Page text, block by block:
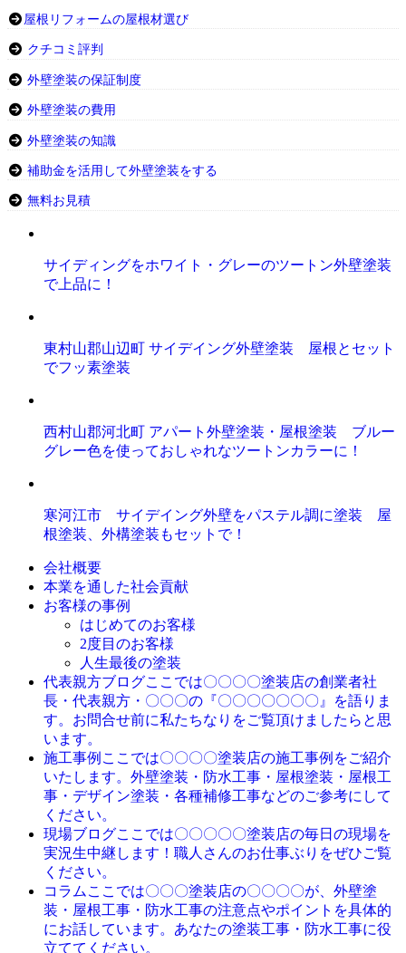
屋根リフォームの屋根材選び
クチコミ評判
外壁塗装の保証制度
外壁塗装の費用
外壁塗装の知識
補助金を活用して外壁塗装をする
無料お見積
サイディングをホワイト・グレーのツートン外壁塗装
で上品に！
東村山郡山辺町 サイデイング外壁塗装 屋根とセット
でフッ素塗装
西村山郡河北町 アパート外壁塗装・屋根塗装 ブルー
グレー色を使っておしゃれなツートンカラーに！
寒河江市 サイデイング外壁をパステル調に塗装 屋
根塗装、外構塗装もセットで！
会社概要
本業を通した社会貢献
お客様の事例
はじめてのお客様
2度目のお客様
人生最後の塗装
代表親方ブログここでは〇〇〇〇塗装店の創業者社
長・代表親方・〇〇〇の『〇〇〇〇〇〇〇』を語りま
す。お問合せ前に私たちなりをご覧頂けましたらと思
います。
施工事例 ここでは〇〇〇〇塗装店の施工事例をご紹介
いたします。外壁塗装・防水工事・屋根塗装・屋根工
事・デザイン塗装・各種補修工事などのご参考にして
ください。
現場ブログここでは〇〇〇〇〇塗装店の毎日の現場を
実況生中継します！職人さんのお仕事ぶりをぜひご覧
ください。
コラム ここでは〇〇〇塗装店の〇〇〇〇が、外壁塗
装・屋根工事・防水工事の注意点やポイントを具体的
にお話しています。あなたの塗装工事・防水工事に役
立ててください。